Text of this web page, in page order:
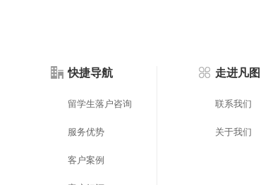
快捷导航
留学生落户咨询
服务优势
客户案例
走进凡图
联系我们
关于我们